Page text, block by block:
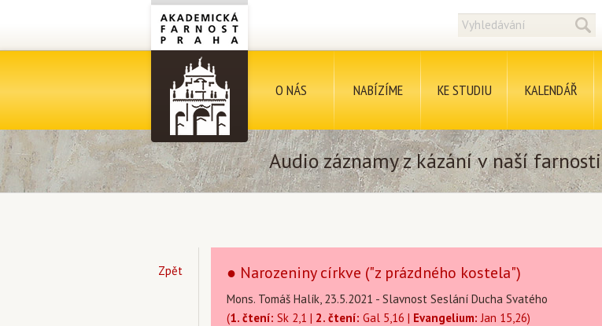
O NÁS NABÍZÍME KE STUDIU KALENDÁŘ
Audio záznamy z kázání v naší farnosti
Zpět ● Narozeniny církve ("z prázdného kostela")
Mons. Tomáš Halík, 23.5.2021 - Slavnost Seslání Ducha Svatého
(1. čtení: Sk 2,1 | 2. čtení: Gal 5,16 | Evangelium: Jan 15,26)